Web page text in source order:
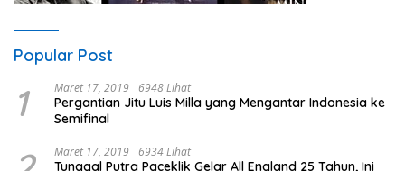
Popular Post
1 Maret 17, 2019 6948 Lihat
Pergantian Jitu Luis Milla yang Mengantar Indonesia ke
Semifinal
Maret 17, 2019 6934 Lihat
Tunggal Putra Paceklik Gelar All England 25 Tahun, Ini